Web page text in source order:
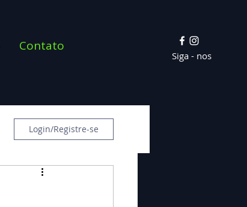
Contato
Siga - nos
Login/Registre-se